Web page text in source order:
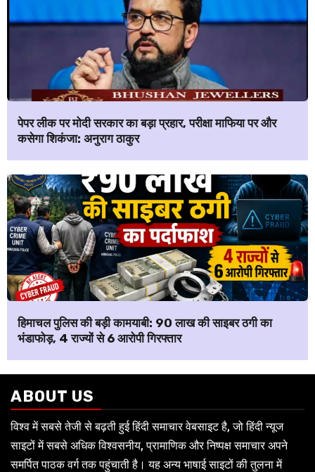
पेपर लीक पर मोदी सरकार का बड़ा प्रहार, परीक्षा माफिया पर और
कसेगा शिकंजा: अनुराग ठाकुर
हिमाचल पुलिस की बड़ी कामयाबी: ₹90 लाख की साइबर ठगी का
भंडाफोड़, 4 राज्यों से 6 आरोपी गिरफ्तार
ABOUT US
विश्व में सबसे तेजी से बढ़ती हुई हिंदी समाचार वेबसाइट है, जो हिंदी न्यूज
साइटों में सबसे अधिक विश्वसनीय, प्रामाणिक और निष्पक्ष समाचार अपने
समर्पित पाठक वर्ग तक पहुंचाती है। यह अन्य भाषाई साइटों की तुलना में